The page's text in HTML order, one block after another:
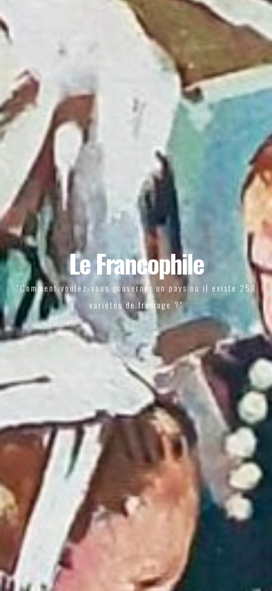
Le Francophile
"Comment voulez-vous gouverner un pays où il existe 258
variétés de fromage ?"